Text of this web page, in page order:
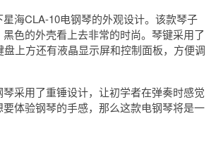
海CLA-10电钢琴的外观设计。该款琴子
色的外壳看上去非常的时尚。琴键采用了
上方还有液晶显示屏和控制面板，方便调
采用了重锤设计，让初学者在弹奏时感觉
体验钢琴的手感，那么这款电钢琴将是一